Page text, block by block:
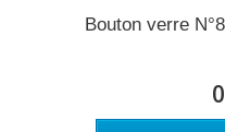
Bouton verre